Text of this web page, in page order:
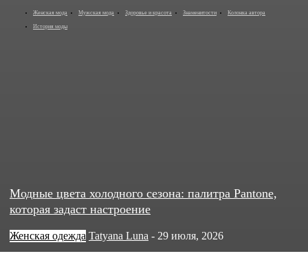
Модные цвета холодного сезона: палитра Pantone,
которая задаст настроение
Женская одежда Tatyana Luna - 29 июля, 2026
Женская мода Мужская мода Здоровье и красота Знаменитости Колонка автора
История моды